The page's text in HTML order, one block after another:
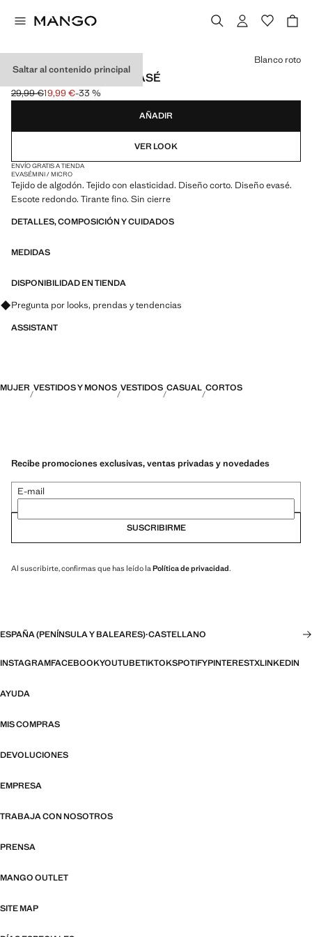
Saltar al contenido principal
VESTIDO ALGODÓN EVASÉ
Precio inicial tachado [29,99 € ]
29,99 €
Precio actual [19,99 € ]
19,99 €-33 %
Selecciona un color
Blanco roto
AÑADIR
VER LOOK
ENVÍO GRATIS A TIENDA
EVASÉMINI / MICRO
Tejido de algodón. Tejido con elasticidad. Diseño corto. Diseño evasé.
Escote redondo. Tirante fino. Sin cierre
DETALLES, COMPOSICIÓN Y CUIDADOS
MEDIDAS
DISPONIBILIDAD EN TIENDA
Pregunta por looks, prendas y tendencias
ASSISTANT
MUJER VESTIDOS Y MONOS VESTIDOS CASUAL CORTOS
Recibe promociones exclusivas, ventas privadas y novedades
E-mail
SUSCRIBIRME
Al suscribirte, confirmas que has leído la Política de privacidad.
ESPAÑA (PENÍNSULA Y BALEARES)·CASTELLANO
INSTAGRAMFACEBOOKYOUTUBETIKTOKSPOTIFYPINTERESTXLINKEDIN
AYUDA
MIS COMPRAS
DEVOLUCIONES
EMPRESA
TRABAJA CON NOSOTROS
PRENSA
MANGO OUTLET
SITE MAP